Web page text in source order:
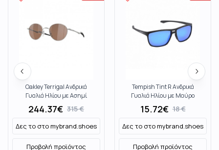
Oakley Terrigal Ανδρικά
Γυαλιά Ηλίου με Ασημί
Μεταλλικό Σκελετό και Καφέ
Φακό OO41460651
244.37€ 315€
Δες το στοmybrand.shoes
Προβολή προϊόντος
Tempish Tint R Ανδρικά
Γυαλιά Ηλίου με Μαύρο
Μεταλλικό Σκελετό και Μπλε
Φακό 1020010742
15.72€ 18€
Δες το στοmybrand.shoes
Προβολή προϊόντος